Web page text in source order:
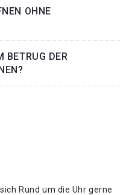
OHNE
BETRUG DER
Rund um die Uhr gerne